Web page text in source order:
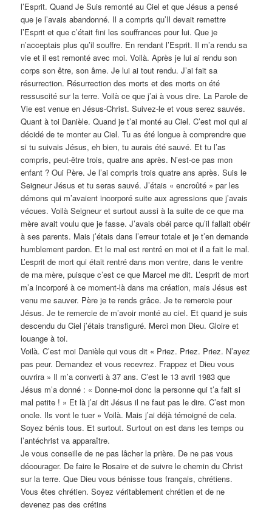
l’Esprit. Quand Je Suis remonté au Ciel et que Jésus a pensé
que je l’avais abandonné. Il a compris qu’Il devait remettre
l’Esprit et que c’était fini les souffrances pour lui. Que je
n’acceptais plus qu’il souffre. En rendant l’Esprit. Il m’a rendu sa
vie et il est remonté avec moi. Voilà. Après je lui ai rendu son
corps son être, son âme. Je lui ai tout rendu. J’ai fait sa
résurrection. Résurrection des morts et des morts on été
ressuscité sur la terre. Voilà ce que j’ai à vous dire. La Parole de
Vie est venue en Jésus-Christ. Suivez-le et vous serez sauvés.
Quant à toi Danièle. Quand je t’ai monté au Ciel. C’est moi qui ai
décidé de te monter au Ciel. Tu as été longue à comprendre que
si tu suivais Jésus, eh bien, tu aurais été sauvé. Et tu l’as
compris, peut-être trois, quatre ans après. N’est-ce pas mon
enfant ? Oui Père. Je l’ai compris trois quatre ans après. Suis le
Seigneur Jésus et tu seras sauvé. J’étais « encroûté » par les
démons qui m’avaient incorporé suite aux agressions que j’avais
vécues. Voilà Seigneur et surtout aussi à la suite de ce que ma
mère avait voulu que je fasse. J’avais obéi parce qu’il fallait obéir
à ses parents. Mais j’étais dans l’erreur totale et je t’en demande
humblement pardon. Et le mal est rentré en moi et il a fait le mal.
L’esprit de mort qui était rentré dans mon ventre, dans le ventre
de ma mère, puisque c’est ce que Marcel me dit. L’esprit de mort
m’a incorporé à ce moment-là dans ma création, mais Jésus est
venu me sauver. Père je te rends grâce. Je te remercie pour
Jésus. Je te remercie de m’avoir monté au ciel. Et quand je suis
descendu du Ciel j’étais transfiguré. Merci mon Dieu. Gloire et
louange à toi.
Voilà. C’est moi Danièle qui vous dit « Priez. Priez. Priez. N’ayez
pas peur. Demandez et vous recevrez. Frappez et Dieu vous
ouvrira » Il m’a converti à 37 ans. C’est le 13 avril 1983 que
Jésus m’a donné : « Donne-moi donc la personne qui t’a fait si
mal petite ! » Et là j’ai dit Jésus il ne faut pas le dire. C’est mon
oncle. Ils vont le tuer » Voilà. Mais j’ai déjà témoigné de cela.
Soyez bénis tous. Et surtout. Surtout on est dans les temps ou
l’antéchrist va apparaître.
Je vous conseille de ne pas lâcher la prière. De ne pas vous
décourager. De faire le Rosaire et de suivre le chemin du Christ
sur la terre. Que Dieu vous bénisse tous français, chrétiens.
Vous êtes chrétien. Soyez véritablement chrétien et de ne
devenez pas des crétins